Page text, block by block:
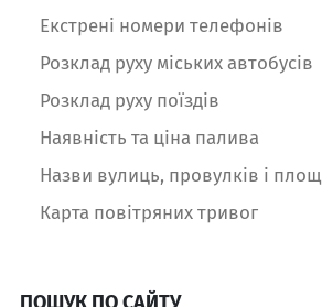
Екстрені номери телефонів
Розклад руху міських автобусів
Розклад руху поїздів
Наявність та ціна палива
Назви вулиць, провулків і площ
Карта повітряних тривог